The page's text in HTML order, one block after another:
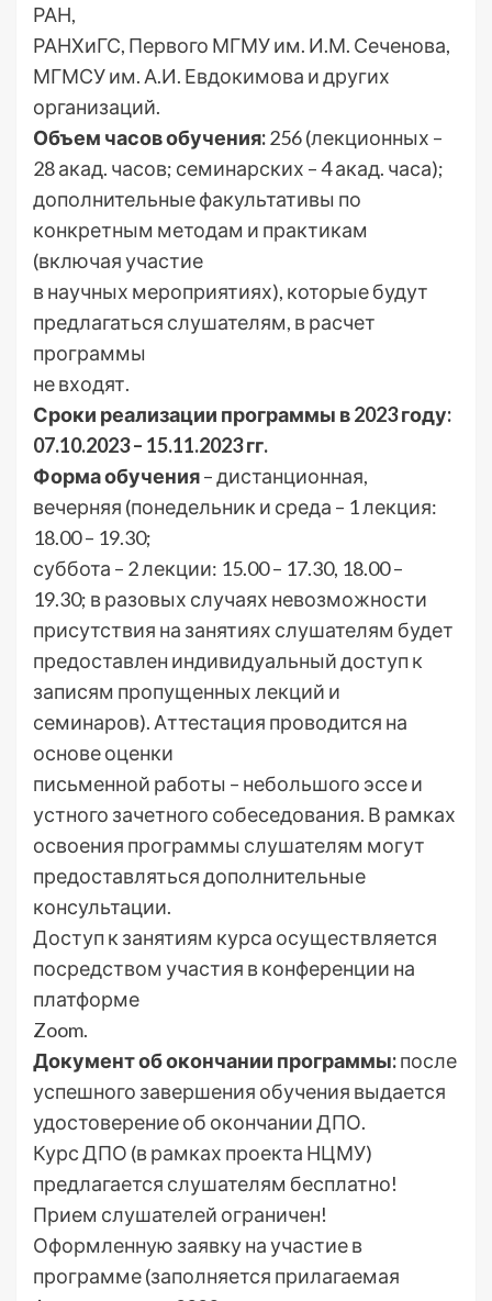
РАН,
РАНХиГС, Первого МГМУ им. И.М. Сеченова,
МГМСУ им. А.И. Евдокимова и других
организаций.
Объем часов обучения:256 (лекционных –
28 акад. часов; семинарских – 4 акад. часа);
дополнительные факультативы по
конкретным методам и практикам
(включая участие
в научных мероприятиях), которые будут
предлагаться слушателям, в расчет
программы
не входят.
Сроки реализации программы в 2023 году:
07.10.2023 – 15.11.2023 гг.
Форма обучения– дистанционная,
вечерняя (понедельник и среда – 1 лекция:
18.00 – 19.30;
суббота – 2 лекции: 15.00 – 17.30, 18.00 –
19.30; в разовых случаях невозможности
присутствия на занятиях слушателям будет
предоставлен индивидуальный доступ к
записям пропущенных лекций и
семинаров). Аттестация проводится на
основе оценки
письменной работы – небольшого эссе и
устного зачетного собеседования. В рамках
освоения программы слушателям могут
предоставляться дополнительные
консультации.
Доступ к занятиям курса осуществляется
посредством участия в конференции на
платформе
Zoom.
Документ об окончании программы:после
успешного завершения обучения выдается
удостоверение об окончании ДПО.
Курс ДПО (в рамках проекта НЦМУ)
предлагается слушателям бесплатно!
Прием слушателей ограничен!
Оформленную заявку на участие в
программе (заполняется прилагаемая